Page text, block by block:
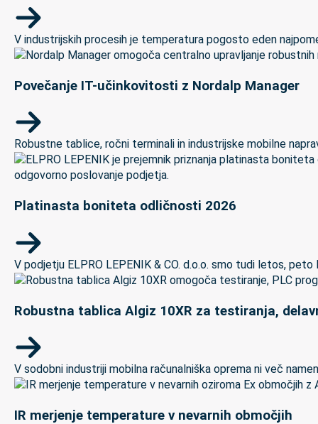
V industrijskih procesih je temperatura pogosto eden
Povečanje IT-učinkovitosti z Nordalp Manager
Robustne tablice, ročni terminali in industrijske mobilne
Platinasta boniteta odličnosti 2026
V podjetju ELPRO LEPENIK & CO. d.o.o. smo tudi letos,
Robustna tablica Algiz 10XR za testiranja,
V sodobni industriji mobilna računalniška oprema ni več
IR merjenje temperature v nevarnih območjih